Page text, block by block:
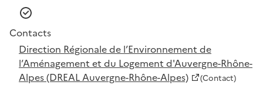
Contacts
Direction Régionale de l’Environnement de
l’Aménagement et du Logement d'Auvergne-Rhône-
Alpes (DREAL Auvergne-Rhône-Alpes)
(Contact)